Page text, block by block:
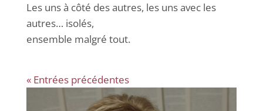
Les uns à côté des autres, les uns avec les
autres… isolés,
ensemble malgré tout.
« Entrées précédentes